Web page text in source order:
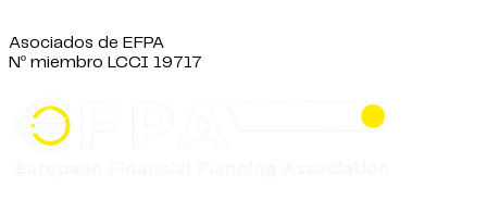
Asociados de EFPA
Nº miembro LCCI 19717